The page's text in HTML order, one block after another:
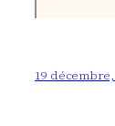
19 décembre,